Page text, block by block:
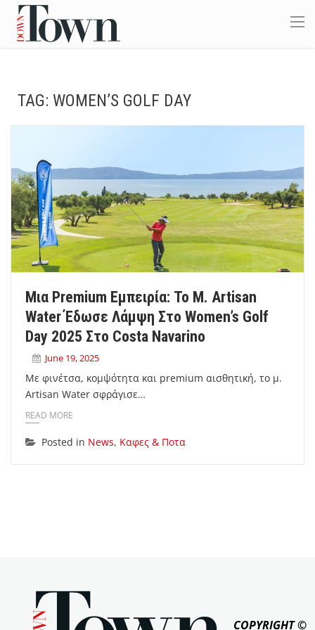
TAG: WOMEN’S GOLF DAY
Μια Premium Εμπειρία: Το Μ. Artisan
Water Έδωσε Λάμψη Στο Women’s Golf
Day 2025 Στο Costa Navarino
June 19, 2025
Με φινέτσα, κομψότητα και premium αισθητική, το μ.
Artisan Water σφράγισε…
READ MORE
Posted in News, Καφες & Ποτα
COPYRIGHT ©